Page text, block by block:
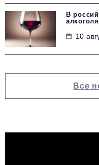
В
10
Все